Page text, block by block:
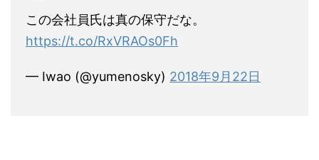
この会社員氏は真の保守だな。
https://t.co/RxVRAOs0Fh
— Iwao (@yumenosky) 2018年9月22日